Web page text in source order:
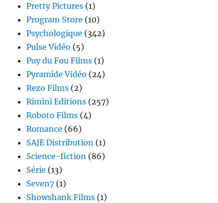
Pretty Pictures (1)
Program Store (10)
Psychologique (342)
Pulse Vidéo (5)
Puy du Fou Films (1)
Pyramide Vidéo (24)
Rezo Films (2)
Rimini Editions (257)
Roboto Films (4)
Romance (66)
SAJE Distribution (1)
Science-fiction (86)
Série (13)
Seven7 (1)
Showshank Films (1)